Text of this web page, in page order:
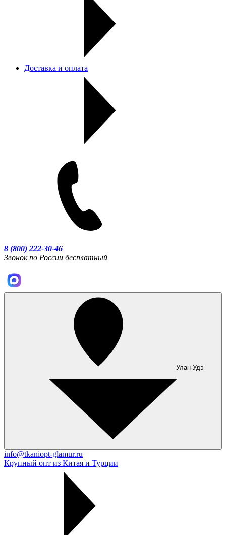
Доставка и оплата
8 (800) 222-30-46
Звонок по России бесплатный
Улан-Удэ
info@tkaniopt-glamur.ru
Крупный опт из Китая и Турции